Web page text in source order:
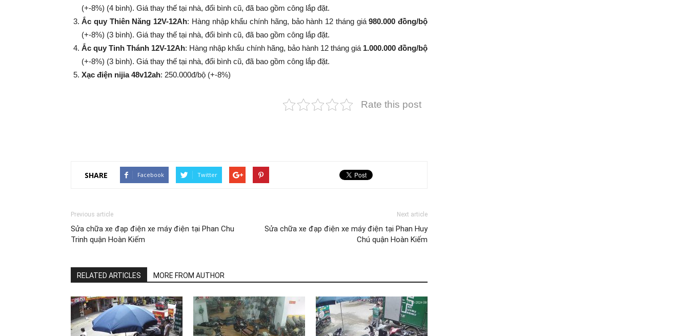
(+-8%​​​​​​​) (4 bình). Giá thay thế tại nhà, đổi bình cũ, đã bao gồm công lắp đặt.
Ắc quy Thiên Năng 12V-12Ah: Hàng nhập khẩu chính hãng, bảo hành 12 tháng giá980.000 đồng/bộ
(+-8%​​​​​​​) (3 bình). Giá thay thế tại nhà, đổi bình cũ, đã bao gồm công lắp đặt.
Ắc quy Tinh Thánh 12V-12Ah: Hàng nhập khẩu chính hãng, bảo hành 12 tháng giá 1.000.000 đồng/bộ
(+-8%​​​​​​​) (3 bình). Giá thay thế tại nhà, đổi bình cũ, đã bao gồm công lắp đặt.
Xạc điện nijia 48v12ah: 250.000đ/bộ (+-8%​​​​​​​)
Rate this post
SHARE Facebook Twitter
Previous article
Sửa chữa xe đạp điện xe máy điện tại Phan Chu
Trinh quận Hoàn Kiếm
Next article
Sửa chữa xe đạp điện xe máy điện tại Phan Huy
Chú quận Hoàn Kiếm
RELATED ARTICLES MORE FROM AUTHOR